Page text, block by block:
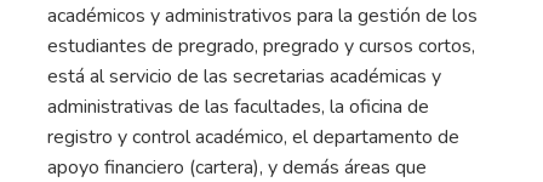
académicos y administrativos para la gestión de los
estudiantes de pregrado, pregrado y cursos cortos,
está al servicio de las secretarias académicas y
administrativas de las facultades, la oficina de
registro y control académico, el departamento de
apoyo financiero (cartera), y demás áreas que